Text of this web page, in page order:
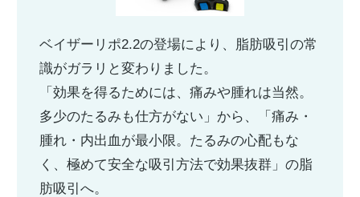
ベイザーリポ2.2の登場により、脂肪吸引の常
識がガラリと変わりました。
「効果を得るためには、痛みや腫れは当然。
多少のたるみも仕方がない」から、「痛み・
腫れ・内出血が最小限。たるみの心配もな
く、極めて安全な吸引方法で効果抜群」の脂
肪吸引へ。